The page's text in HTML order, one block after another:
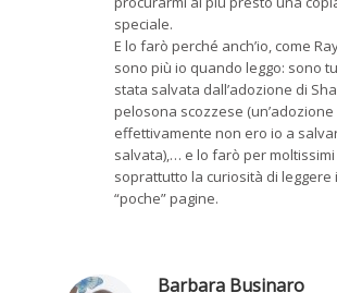
speciale.
E lo farò perché anch’io, come
sono più io quando leggo: sono
stata salvata dall’adozione di
pelosona scozzese
effettivamente non ero io a
salvata),… e lo farò per
soprattutto la curiosità di leggere
“poche” pagine.
Barbara Businaro